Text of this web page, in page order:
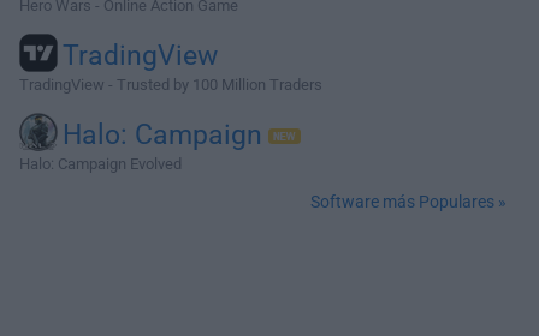
Hero Wars - Online Action Game
TradingView
TradingView - Trusted by 100 Million Traders
Halo: Campaign
Halo: Campaign Evolved
Software más Populares »